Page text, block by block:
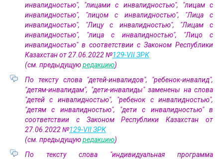
инвалидностью", "лицами с инвалидностью", "лицам с
инвалидностью", "лицом с инвалидностью", "Лица с
инвалидностью", "Лицу с инвалидностью", "Лицам с
инвалидностью", "лица с инвалидностью", "Лицо с
инвалидностью" в соответствии с Законом Республики
Казахстан от 27.06.2022 №129-VII ЗРК
(см. предыдущуюредакцию)
По тексту слова "детей-инвалидов", "ребенок-инвалид",
"детям-инвалидам", "дети-инвалиды" заменены на слова
"детей с инвалидностью", "ребенок с инвалидностью",
"детям с инвалидностью", "дети с инвалидностью" в
соответствии с Законом Республики Казахстан от
27.06.2022 №129-VII ЗРК
(см. предыдущуюредакцию)
По тексту слова "индивидуальная программа